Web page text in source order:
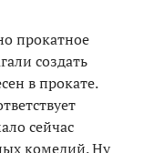
прокатное
создать
в прокате.
сейчас
комедий. Ну